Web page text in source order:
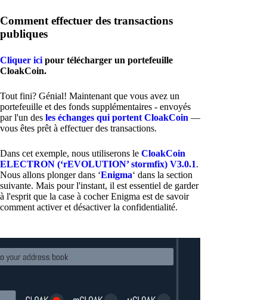
Comment effectuer des transactions
publiques
Cliquer ici pour télécharger un portefeuille
CloakCoin.
Tout fini? Génial! Maintenant que vous avez un
portefeuille et des fonds supplémentaires - envoyés
par l'un des les échanges qui portent CloakCoin —
vous êtes prêt à effectuer des transactions.
Dans cet exemple, nous utiliserons le CloakCoin
ELECTRON (‘rEVOLUTION’ stormfix) V3.0.1.
Nous allons plonger dans ‘Enigma‘ dans la section
suivante. Mais pour l'instant, il est essentiel de garder
à l'esprit que la case à cocher Enigma est de savoir
comment activer et désactiver la confidentialité.